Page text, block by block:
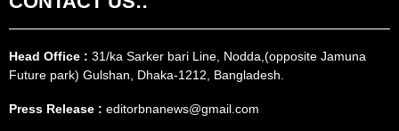
Head Office : 31/ka Sarker bari Line, Nodda,(opposite Jamuna
Future park) Gulshan, Dhaka-1212, Bangladesh.
Press Release : editorbnanews@gmail.com